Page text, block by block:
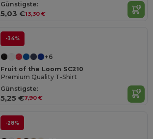
Günstigste:
5,03 €13,30 €
-34%
+6
Fruit of the Loom SC210
Premium Quality T-Shirt
Günstigste:
5,25 €7,90 €
-28%